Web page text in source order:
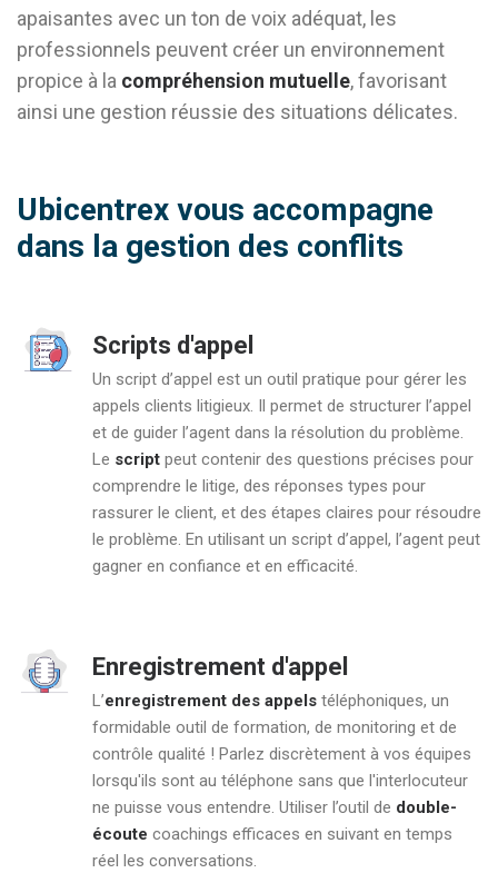
apaisantes avec un ton de voix adéquat, les
professionnels peuvent créer un environnement
propice à la compréhension mutuelle, favorisant
ainsi une gestion réussie des situations délicates.
Ubicentrex vous accompagne
dans la gestion des conflits
Scripts d'appel
Un script d’appel est un outil pratique pour gérer les
appels clients litigieux. Il permet de structurer l’appel
et de guider l’agent dans la résolution du problème.
Le script peut contenir des questions précises pour
comprendre le litige, des réponses types pour
rassurer le client, et des étapes claires pour résoudre
le problème. En utilisant un script d’appel, l’agent peut
gagner en confiance et en efficacité.
Enregistrement d'appel
L’enregistrement des appels téléphoniques, un
formidable outil de formation, de monitoring et de
contrôle qualité ! Parlez discrètement à vos équipes
lorsqu'ils sont au téléphone sans que l'interlocuteur
ne puisse vous entendre. Utiliser l’outil de double-
écoute coachings efficaces en suivant en temps
réel les conversations.